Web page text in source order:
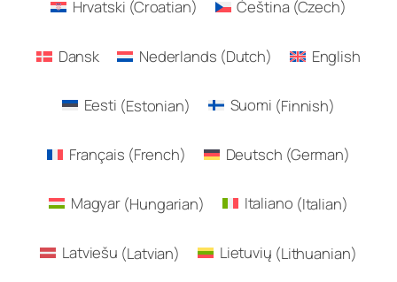
Hrvatski (Croatian) Čeština(Czech)
Dansk Nederlands (Dutch) English
Eesti (Estonian) Suomi (Finnish)
Français (French) Deutsch (German)
Magyar (Hungarian) Italiano (Italian)
Latviešu (Latvian) Lietuvių (Lithuanian)